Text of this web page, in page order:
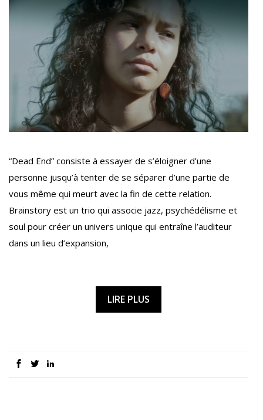
“Dead End” consiste à essayer de s’éloigner d’une
personne jusqu’à tenter de se séparer d’une partie de
vous même qui meurt avec la fin de cette relation.
Brainstory est un trio qui associe jazz, psychédélisme et
soul pour créer un univers unique qui entraîne l’auditeur
dans un lieu d’expansion,
LIRE PLUS